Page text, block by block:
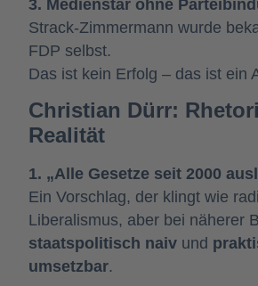
3. Medienstar ohne
Strack-Zimmermann wurde
FDP selbst.
Das ist kein Erfolg – das ist ein
Christian Dürr:
Realität
1. „Alle Gesetze seit 2000
Ein Vorschlag, der klingt wie
Liberalismus, aber bei näherer
staatspolitisch naiv und
umsetzbar.